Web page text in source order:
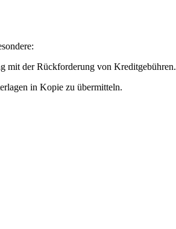
mit der Rückforderung von Kreditgebühren.
in Kopie zu übermitteln.